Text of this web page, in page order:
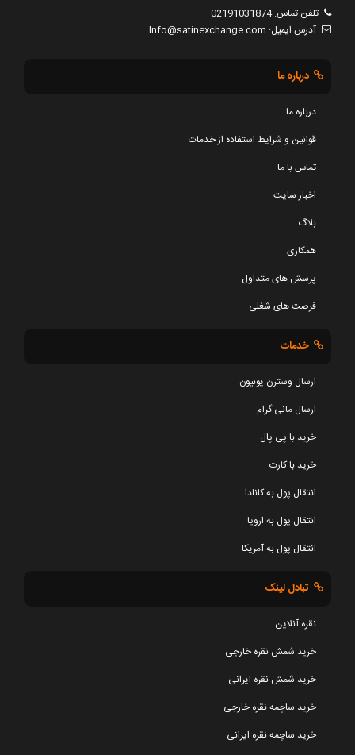
تلفن تماس:02191031874
آدرس ایمیل: Info@satinexchange.com
درباره ما
درباره ما
قوانین و شرایط استفاده از خدمات
تماس با ما
اخبار سایت
بلاگ
همکاری
پرسش های متداول
فرصت های شغلی
خدمات
ارسال وسترن یونیون
ارسال مانی گرام
خرید با پی پال
خرید با کارت
انتقال پول به کانادا
انتقال پول به اروپا
انتقال پول به آمریکا
تبادل لینک
نقره آنلاین
خرید شمش نقره خارجی
خرید شمش نقره ایرانی
خرید ساچمه نقره خارجی
خرید ساچمه نقره ایرانی